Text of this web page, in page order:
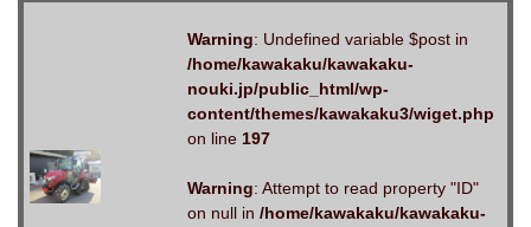
Warning: Undefined variable $post in
/home/kawakaku/kawakaku-
nouki.jp/public_html/wp-
content/themes/kawakaku3/wiget.php
on line 197
Warning: Attempt to read property "ID"
on null in /home/kawakaku/kawakaku-